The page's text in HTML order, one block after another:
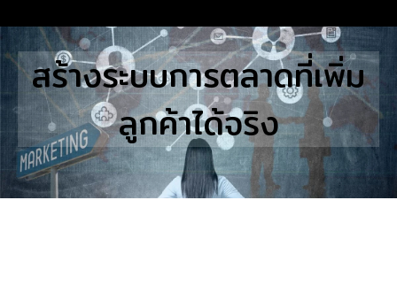
to
content
STUDIES
Search
for:สร้างระบบการตลาดที่เพิ่ม
ลูกค้าได้จริง